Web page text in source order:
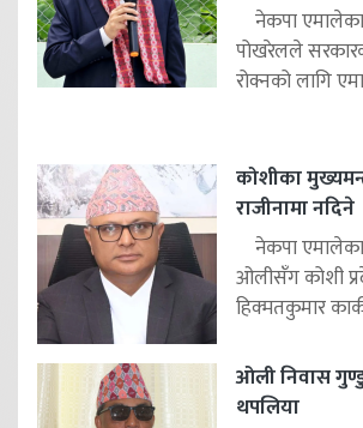
नेकपा
पोखरेलले
रोक्नको लागि
कोशीका
राजीनामा नदिने
नेकपा
ओलीसँग कोशी
हिक्मतकुमार
ओली निवास
थपलिया